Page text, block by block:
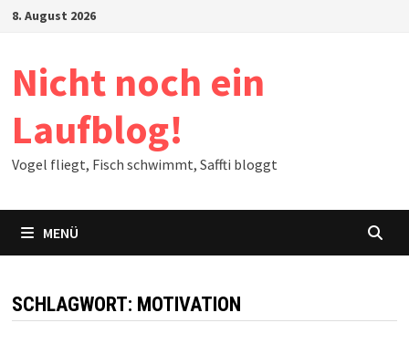
Zum8. August 2026
Nicht noch ein
Laufblog!
Vogel fliegt, Fisch schwimmt, Saffti bloggt
MENÜ
SCHLAGWORT: MOTIVATION